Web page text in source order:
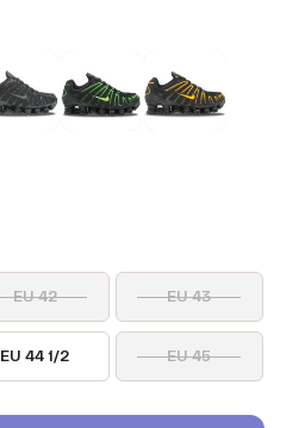
EU 42 EU 43
EU 44 1/2 EU 45